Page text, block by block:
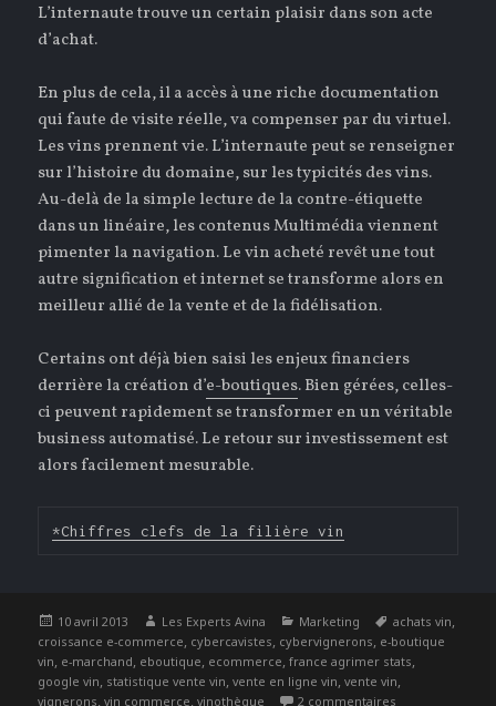
L’internaute trouve un certain plaisir dans son acte
d’achat.
En plus de cela, il a accès à une riche documentation
qui faute de visite réelle, va compenser par du virtuel.
Les vins prennent vie. L’internaute peut se renseigner
sur l’histoire du domaine, sur les typicités des vins.
Au-delà de la simple lecture de la contre-étiquette
dans un linéaire, les contenus Multimédia viennent
pimenter la navigation. Le vin acheté revêt une tout
autre signification et internet se transforme alors en
meilleur allié de la vente et de la fidélisation.
Certains ont déjà bien saisi les enjeux financiers
derrière la création d’e-boutiques. Bien gérées, celles-
ci peuvent rapidement se transformer en un véritable
business automatisé. Le retour sur investissement est
alors facilement mesurable.
*Chiffres clefs de la filière vin
Publié
le
10 avril 2013 Auteur
Les Experts Avina Catégories
Marketing Étiquettes
achats vin,
croissance e-commerce, cybercavistes, cybervignerons, e-boutique
vin, e-marchand, eboutique, ecommerce,france agrimer stats,
google vin, statistique vente vin,vente en ligne vin,vente vin,
vignerons,vin commerce,vinothèque 2 commentaires